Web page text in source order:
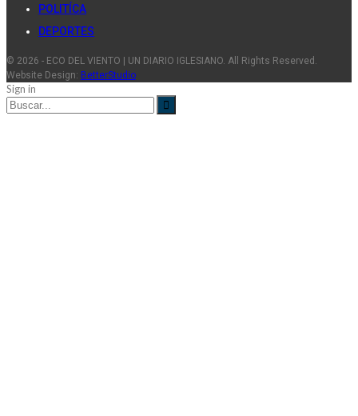
POLITÍCA
DEPORTES
© 2026 - ECO DEL VIENTO | UN DIARIO IGLESIANO. All Rights Reserved.
Website Design: BetterStudio
Sign in